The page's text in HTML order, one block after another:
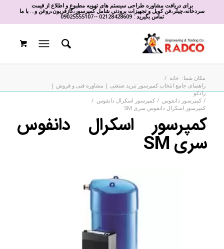
برای دریافت مشاوره طراحی سیستم های تهویه مطبوع و اطلاع از قیمت
سردخانه،چیلر،فن کویل و تجهیزات برودتی شامل کمپرسور،گازفریون،روغن و... با ما
تماس بگیرید :02128428609
-
-
09025555107
مکان شما: خانه /
راهنمای جامع انتخاب کمپرسور تبرید صنعتی | مشاوره فنی و فروش |
رادکو
/ کمپرسور دانفوس / کمپرسور اسکرال دانفوس /
کمپرسور اسکرال دانفوس سری SM
کمپرسور اسکرال دانفوس
سری SM